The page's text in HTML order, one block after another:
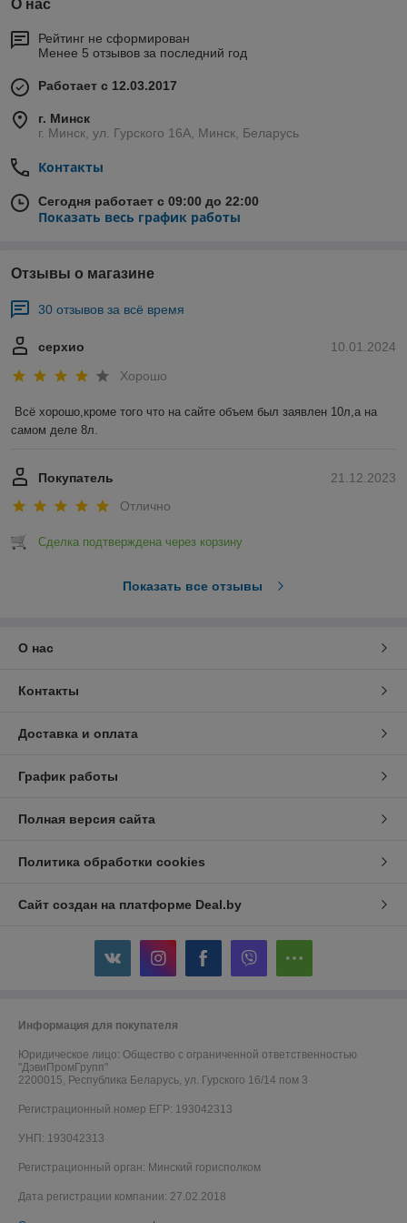
О нас
Рейтинг не сформирован
Менее 5 отзывов за последний год
Работает с 12.03.2017
г. Минск
г. Минск, ул. Гурского 16А, Минск, Беларусь
Контакты
Сегодня работает с 09:00 до 22:00
Показать весь график работы
Отзывы о магазине
30 отзывов за всё время
10.01.2024
серхио
Хорошо
Всё хорошо,кроме того что на сайте объем был заявлен 10л,а на
самом деле 8л.
21.12.2023
Покупатель
Отлично
Сделка подтверждена через корзину
Показать все отзывы
О нас
Контакты
Доставка и оплата
График работы
Полная версия сайта
Политика обработки cookies
Сайт создан на платформе Deal.by
Информация для покупателя
Юридическое лицо: Общество с ограниченной ответственностью
"ДэвиПромГрупп"
2200015, Республика Беларусь, ул. Гурского 16/14 пом 3
Регистрационный номер ЕГР: 193042313
УНП: 193042313
Регистрационный орган: Минский горисполком
Дата регистрации компании: 27.02.2018